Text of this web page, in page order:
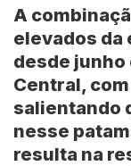
A
elevados da
desde
Central,
salientando
nesse
resulta na